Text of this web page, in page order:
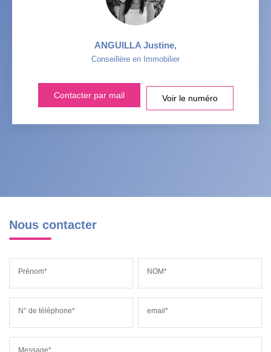
ANGUILLA Justine,
Conseillère en Immobilier
Contacter par mail Voir le numéro
Nous contacter
Prénom* NOM*
N° de téléphone* email*
Message*